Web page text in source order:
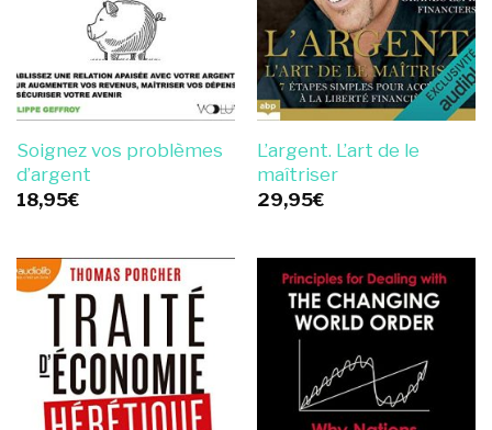
Soignez vos problèmes
d’argent
18,95€
L’argent. L’art de le
maîtriser
29,95€